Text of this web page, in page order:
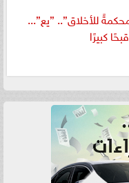
للأخلاق”.. ”يع”...
كبيرًا